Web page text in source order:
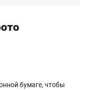
бумаге, чтобы